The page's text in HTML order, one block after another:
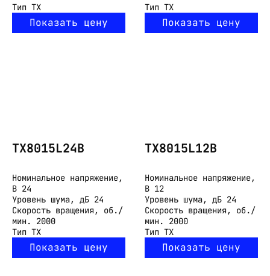
Тип TX
Показать цену
Тип TX
Показать цену
TX8015L24B
Номинальное напряжение,
В 24
Уровень шума, дБ 24
Скорость вращения, об./
мин.
2000
Тип TX
Показать цену
TX8015L12B
Номинальное напряжение,
В 12
Уровень шума, дБ 24
Скорость вращения, об./
мин.
2000
Тип TX
Показать цену